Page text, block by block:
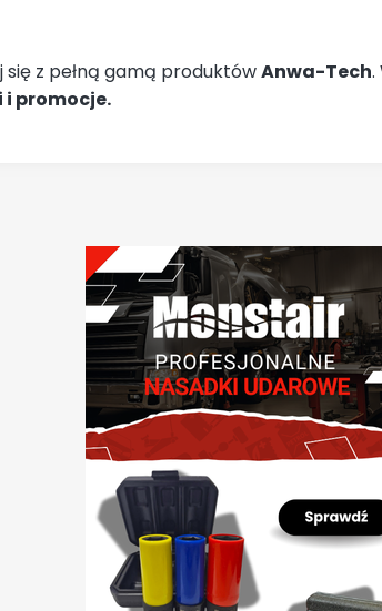
się z pełną gamą produktówAnwa-Tech.
i promocje.